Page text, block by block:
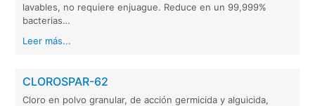
lavables, no requiere enjuague. Reduce en un 99,999%
bacterias…
Leer más...
CLOROSPAR-62
Cloro en polvo granular, de acción germicida y alguicida,